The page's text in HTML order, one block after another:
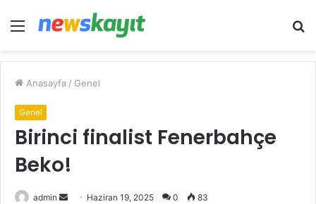
Menü
Anasayfa / Genel
Genel
Birinci finalist Fenerbahçe
Beko!
admin
Bir
Haziran 19, 2025 0 83